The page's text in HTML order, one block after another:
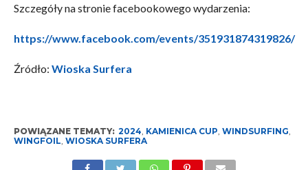
Szczegóły na stronie facebookowego wydarzenia:
https://www.facebook.com/events/351931874319826/
Źródło: Wioska Surfera
POWIĄZANE TEMATY: 2024, KAMIENICA CUP, WINDSURFING,
WINGFOIL, WIOSKA SURFERA